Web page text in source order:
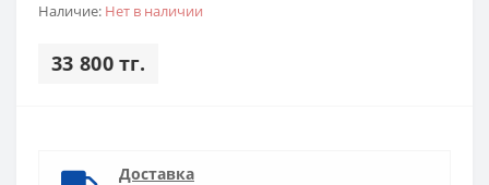
Наличие: Нет в наличии
33 800 тг.
Доставка